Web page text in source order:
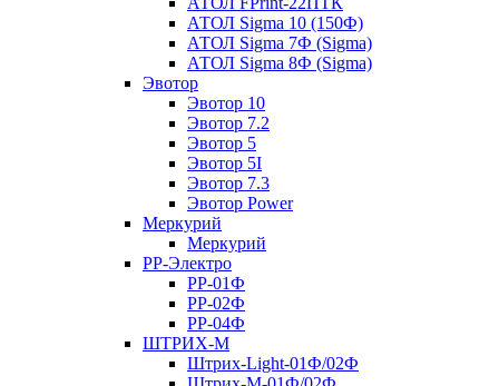
АТОЛ Sigma 10 (150Ф)
АТОЛ Sigma 7Ф (Sigma)
АТОЛ Sigma 8Ф (Sigma)
Эвотор
Эвотор 10
Эвотор 7.2
Эвотор 5
Эвотор 5I
Эвотор 7.3
Эвотор Power
Меркурий
Меркурий
РР-Электро
РР-01Ф
РР-02Ф
РР-04Ф
ШТРИХ-М
Штрих-Light-01Ф/02Ф